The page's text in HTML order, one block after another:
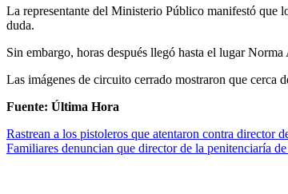
La representante del Ministerio Público manifestó que
duda.
Sin embargo, horas después llegó hasta el lugar
Las imágenes de circuito cerrado mostraron que cerca
Fuente: Última Hora
Rastrean a los pistoleros que atentaron contra director
Familiares denuncian que director de la penitenciaría